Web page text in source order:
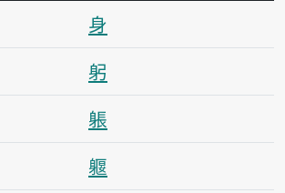
身
躬
躼
躽